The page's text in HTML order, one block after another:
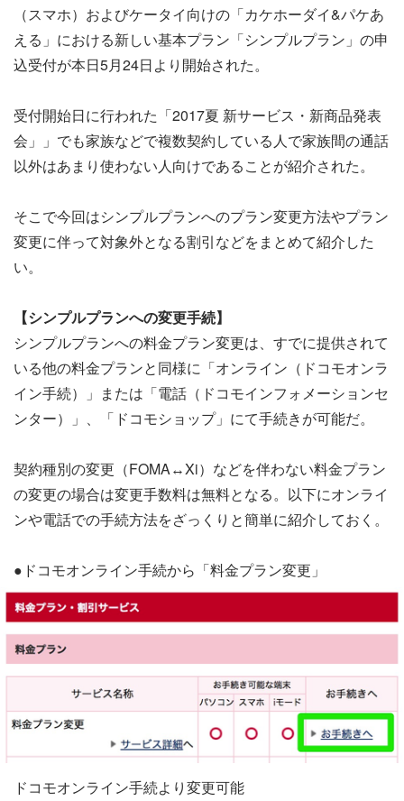
（スマホ）およびケータイ向けの「カケホーダイ&パケあ
える」における新しい基本プラン「シンプルプラン」の申
込受付が本日5月24日より開始された。
受付開始日に行われた「2017夏 新サービス・新商品発表
会」」でも家族などで複数契約している人で家族間の通話
以外はあまり使わない人向けであることが紹介された。
そこで今回はシンプルプランへのプラン変更方法やプラン
変更に伴って対象外となる割引などをまとめて紹介した
い。
【シンプルプランへの変更手続】
シンプルプランへの料金プラン変更は、すでに提供されて
いる他の料金プランと同様に「オンライン（ドコモオンラ
イン手続）」または「電話（ドコモインフォメーションセ
ンター）」、「ドコモショップ」にて手続きが可能だ。
契約種別の変更（FOMA↔Xi）などを伴わない料金プラン
の変更の場合は変更手数料は無料となる。以下にオンライ
ンや電話での手続方法をざっくりと簡単に紹介しておく。
●ドコモオンライン手続から「料金プラン変更」
ドコモオンライン手続より変更可能